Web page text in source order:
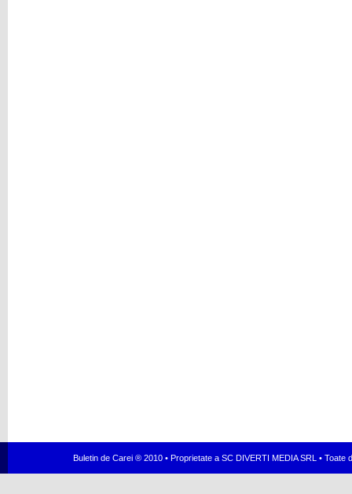
Buletin de Carei ® 2010 • Proprietate a SC DIVERTI MEDIA SRL •